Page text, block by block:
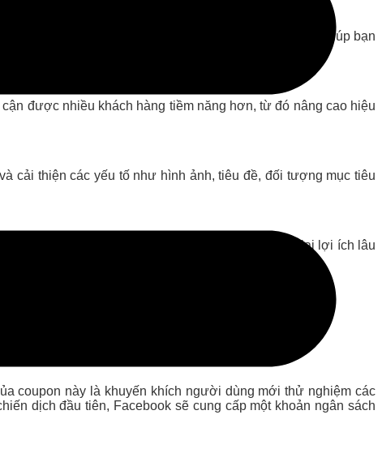
quảng cáo mà không phải lo về chi phí. Điều này giúp bạn
được nhiều khách hàng tiềm năng hơn, từ đó nâng cao hiệu
cải thiện các yếu tố như hình ảnh, tiêu đề, đối tượng mục tiêu
cảm thấy việc thử nghiệm và tối ưu hóa sẽ mang lại lợi ích lâu
coupon này là khuyến khích người dùng mới thử nghiệm các
dịch đầu tiên, Facebook sẽ cung cấp một khoản ngân sách